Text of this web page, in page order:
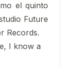
el quinto
Future
Records.
I know a